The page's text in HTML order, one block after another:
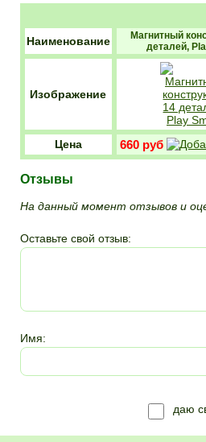
Наименование
Магнитный
деталей,
Изображение
Цена 660 руб
Отзывы
На данный момент отзывов и
Оставьте свой отзыв:
Имя:
даю